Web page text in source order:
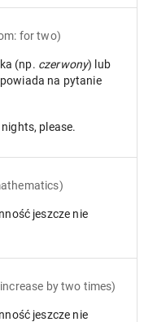
for two)
(np. czerwony) lub
na pytanie
please.
jeszcze nie
by two times)
jeszcze nie